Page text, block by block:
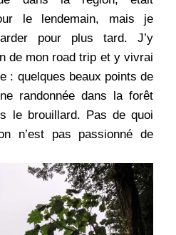
le lendemain, mais je
pour plus tard. J’y
de mon road trip et y vivrai
: quelques beaux points de
randonnée dans la forêt
le brouillard. Pas de quoi
n’est pas passionné de